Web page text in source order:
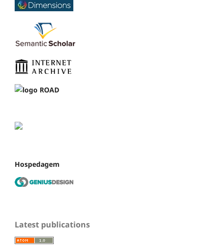
Hospedagem
Latest publications